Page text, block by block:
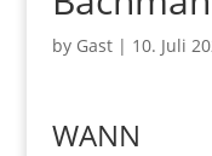
by Gast| 10. Juli
WANN